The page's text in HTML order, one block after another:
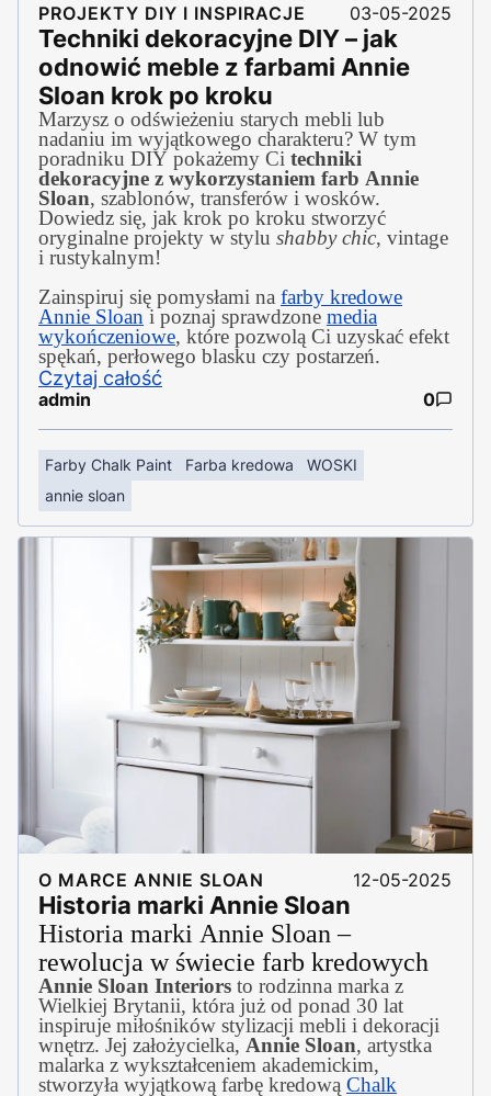
PROJEKTY DIY I INSPIRACJE 03-05-2025
Techniki dekoracyjne DIY – jak
odnowić meble z farbami Annie
Sloan krok po kroku
Marzysz o odświeżeniu starych mebli lub
nadaniu im wyjątkowego charakteru? W tym
poradniku DIY pokażemy Ci techniki
dekoracyjne z wykorzystaniem farb Annie
Sloan, szablonów, transferów i wosków.
Dowiedz się, jak krok po kroku stworzyć
oryginalne projekty w stylu shabby chic, vintage
i rustykalnym!
Zainspiruj się pomysłami na farby kredowe
Annie Sloani poznaj sprawdzone media
wykończeniowe, które pozwolą Ci uzyskać efekt
spękań, perłowego blasku czy postarzeń.
Czytaj całość
admin 0
Farby Chalk Paint Farba kredowa
WOSKI
annie sloan
O MARCE ANNIE SLOAN 12-05-2025
Historia marki Annie Sloan
Historia marki Annie Sloan –
rewolucja w świecie farb kredowych
Annie Sloan Interiors to rodzinna marka z
Wielkiej Brytanii, która już od ponad 30 lat
inspiruje miłośników stylizacji mebli i dekoracji
wnętrz. Jej założycielka, Annie Sloan, artystka
malarka z wykształceniem akademickim,
stworzyła wyjątkową farbę kredową Chalk